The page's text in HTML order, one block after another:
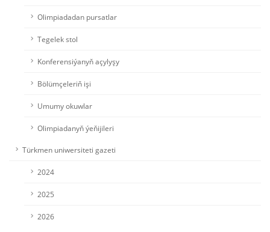
Olimpiadadan pursatlar
Tegelek stol
Konferensiýanyň açylyşy
Bölümçeleriň işi
Umumy okuwlar
Olimpiadanyň ýeňijileri
Türkmen uniwersiteti gazeti
2024
2025
2026